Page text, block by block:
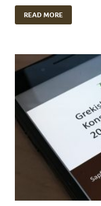
READ MORE